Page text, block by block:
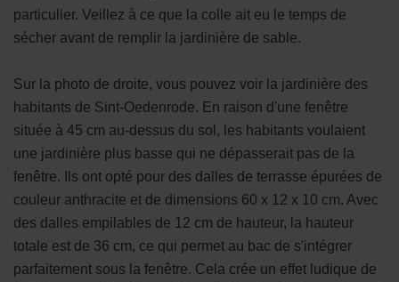
particulier. Veillez à ce que la colle ait eu le temps de
sécher avant de remplir la jardinière de sable.
Sur la photo de droite, vous pouvez voir la jardinière des
habitants de Sint-Oedenrode. En raison d'une fenêtre
située à 45 cm au-dessus du sol, les habitants voulaient
une jardinière plus basse qui ne dépasserait pas de la
fenêtre. Ils ont opté pour des dalles de terrasse épurées de
couleur anthracite et de dimensions 60 x 12 x 10 cm. Avec
des dalles empilables de 12 cm de hauteur, la hauteur
totale est de 36 cm, ce qui permet au bac de s'intégrer
parfaitement sous la fenêtre. Cela crée un effet ludique de